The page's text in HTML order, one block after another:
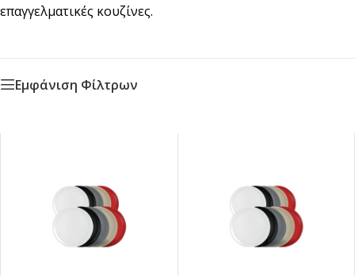
επαγγελματικές κουζίνες.
Εμφάνιση Φίλτρων